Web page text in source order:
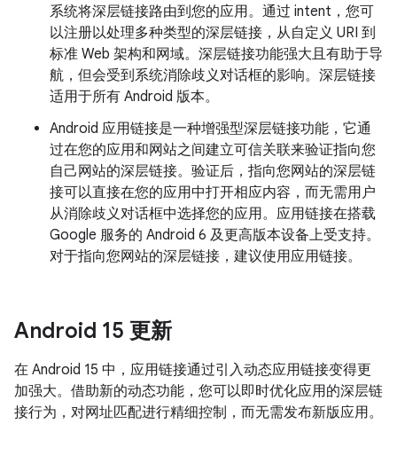
系统将深层链接路由到您的应用。通过 intent，您可
以注册以处理多种类型的深层链接，从自定义 URI 到
标准 Web 架构和网域。深层链接功能强大且有助于导
航，但会受到系统消除歧义对话框的影响。深层链接
适用于所有 Android 版本。
Android 应用链接是一种增强型深层链接功能，它通
过在您的应用和网站之间建立可信关联来验证指向您
自己网站的深层链接。验证后，指向您网站的深层链
接可以直接在您的应用中打开相应内容，而无需用户
从消除歧义对话框中选择您的应用。应用链接在搭载
Google 服务的 Android 6 及更高版本设备上受支持。
对于指向您网站的深层链接，建议使用应用链接。
Android 15 更新
在 Android 15 中，应用链接通过引入动态应用链接变得更
加强大。借助新的动态功能，您可以即时优化应用的深层链
接行为，对网址匹配进行精细控制，而无需发布新版应用。